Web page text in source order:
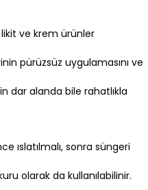
likit ve krem ürünler
pürüzsüz uygulamasını ve
dar alanda bile rahatlıkla
ıslatılmalı, sonra süngeri
olarak da kullanılabilinir.